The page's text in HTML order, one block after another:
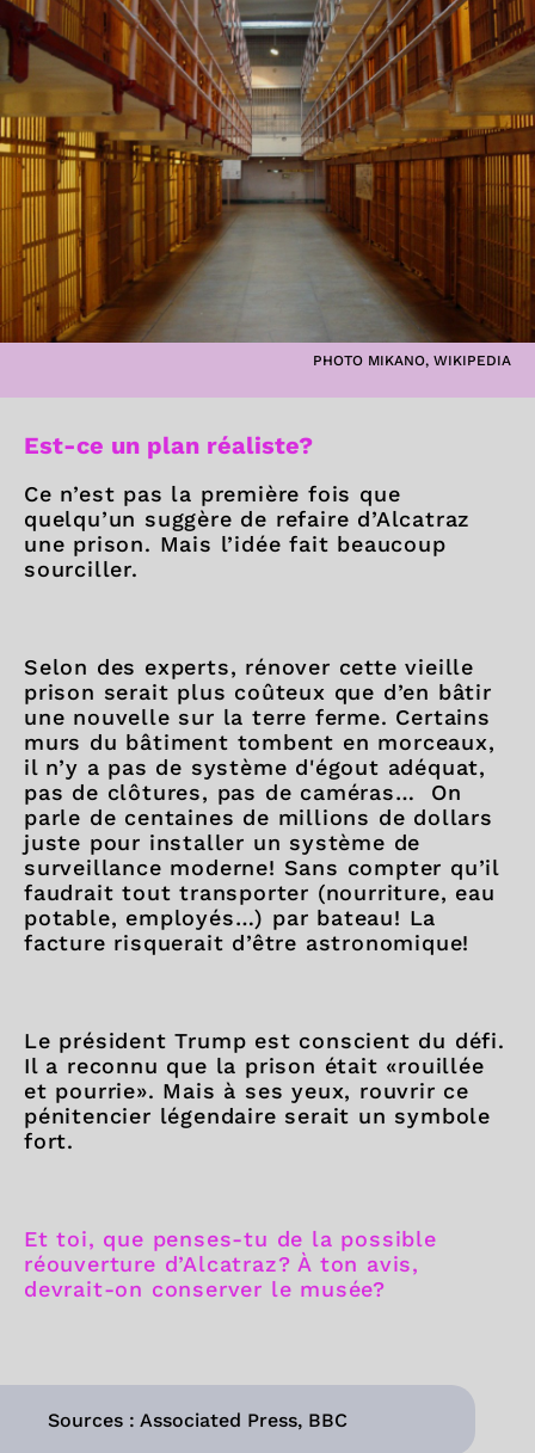
PHOTO MIKANO, WIKIPEDIA
Est-ce un plan réaliste?
Ce n’est pas la première fois que
quelqu’un suggère de refaire d’Alcatraz
une prison. Mais l’idée fait beaucoup
sourciller.
Selon des experts, rénover cette vieille
prison serait plus coûteux que d’en bâtir
une nouvelle sur la terre ferme. Certains
murs du bâtiment tombent en morceaux,
il n’y a pas de système d'égout adéquat,
pas de clôtures, pas de caméras… On
parle de centaines de millions de dollars
juste pour installer un système de
surveillance moderne! Sans compter qu’il
faudrait tout transporter (nourriture, eau
potable, employés…) par bateau! La
facture risquerait d’être astronomique!
Le président Trump est conscient du défi.
Il a reconnu que la prison était «rouillée
et pourrie». Mais à ses yeux, rouvrir ce
pénitencier légendaire serait un symbole
fort.
Et toi, que penses-tu de la possible
réouverture d’Alcatraz? À ton avis,
devrait-on conserver le musée?
Sources : Associated Press, BBC